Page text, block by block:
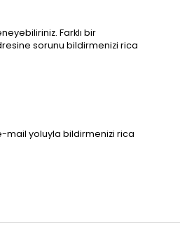
Farklı bir
sorunu bildirmenizi rica
mail yoluyla bildirmenizi rica